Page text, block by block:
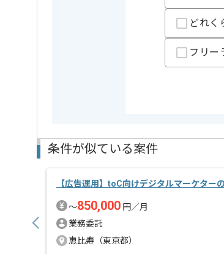
どれく
フリー
条件が似ている案件
【広告運用】toC向けデジタルマーケター
〜850,000 円／月
業務委託
恵比寿（東京都）